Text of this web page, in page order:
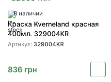
В наличии
Краска Kverneland красная
400мл. 329004KR
Артикул: 329004KR
836 грн